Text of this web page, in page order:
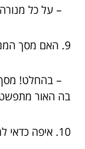
– על כל
9. האם מסך המנורה משפיע על איכות האור?
– בהחלט!
בה האור
10. איפה כדאי למקם את מנורת הקריאה האידיאלית?